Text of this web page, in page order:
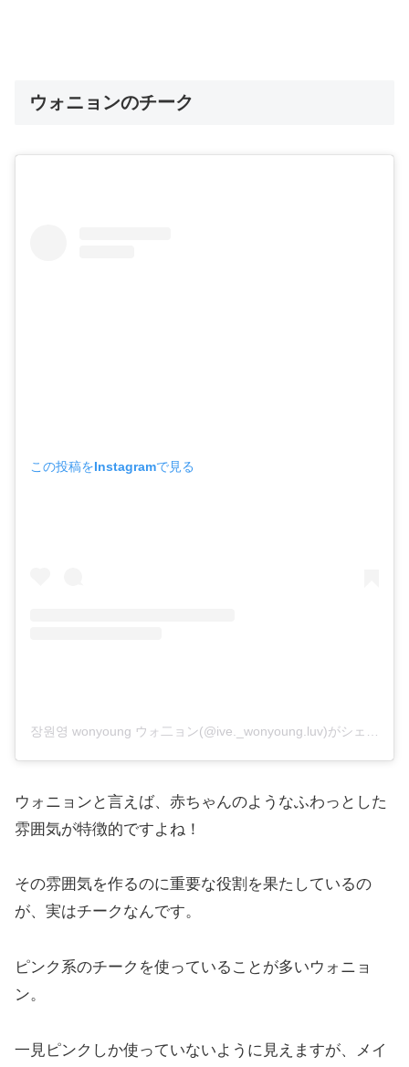
ウォニョンのチーク
この投稿をInstagramで見る
장원영 wonyoung ウォ二ョン(@ive._wonyoung.luv)がシェアした投稿
ウォニョンと言えば、赤ちゃんのようなふわっとした
雰囲気が特徴的ですよね！
その雰囲気を作るのに重要な役割を果たしているの
が、実はチークなんです。
ピンク系のチークを使っていることが多いウォニョ
ン。
一見ピンクしか使っていないように見えますが、メイ